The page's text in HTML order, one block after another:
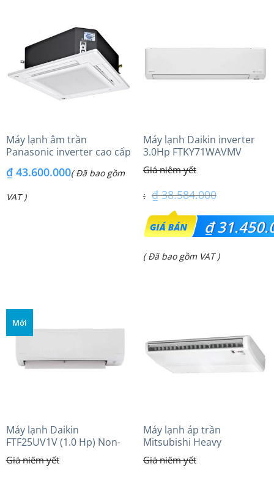
Máy lạnh âm trần
Panasonic inverter cao cấp
48PRH1H8 – 3 Pha
₫43.600.000( Đã bao gồm
VAT )
Máy lạnh Daikin inverter
3.0Hp FTKY71WAVMV
₫38.584.000
Giá
gốc
là:
₫
Giá
₫ 31.450.000.
( Đã bao gồm VAT )
Mới
Máy lạnh Daikin
FTF25UV1V (1.0 Hp) Non-
inverter Thái lan
Máy lạnh áp trần
Mitsubishi Heavy
FDE125VG (5.0Hp) Cao cấp
– 1 Pha